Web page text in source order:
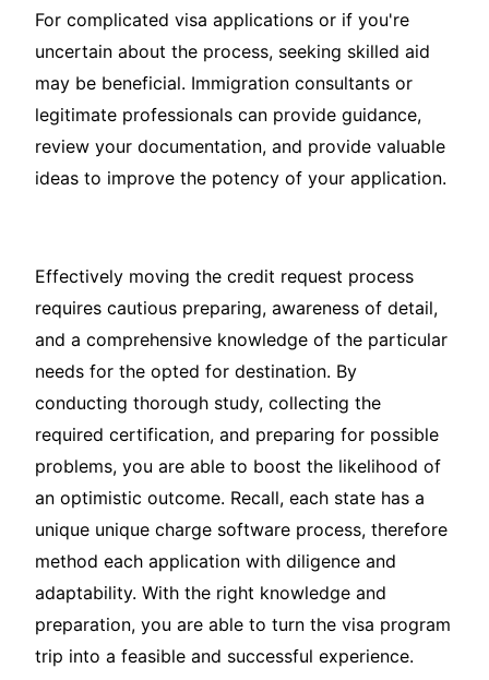
For complicated visa applications or if you're
uncertain about the process, seeking skilled aid
may be beneficial. Immigration consultants or
legitimate professionals can provide guidance,
review your documentation, and provide valuable
ideas to improve the potency of your application.
Effectively moving the credit request process
requires cautious preparing, awareness of detail,
and a comprehensive knowledge of the particular
needs for the opted for destination. By
conducting thorough study, collecting the
required certification, and preparing for possible
problems, you are able to boost the likelihood of
an optimistic outcome. Recall, each state has a
unique unique charge software process, therefore
method each application with diligence and
adaptability. With the right knowledge and
preparation, you are able to turn the visa program
trip into a feasible and successful experience.